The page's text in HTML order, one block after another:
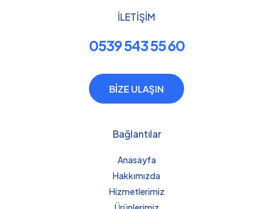
İLETİŞİM
0539 543 55 60
BİZE ULAŞIN
Bağlantılar
Anasayfa
Hakkımızda
Hizmetlerimiz